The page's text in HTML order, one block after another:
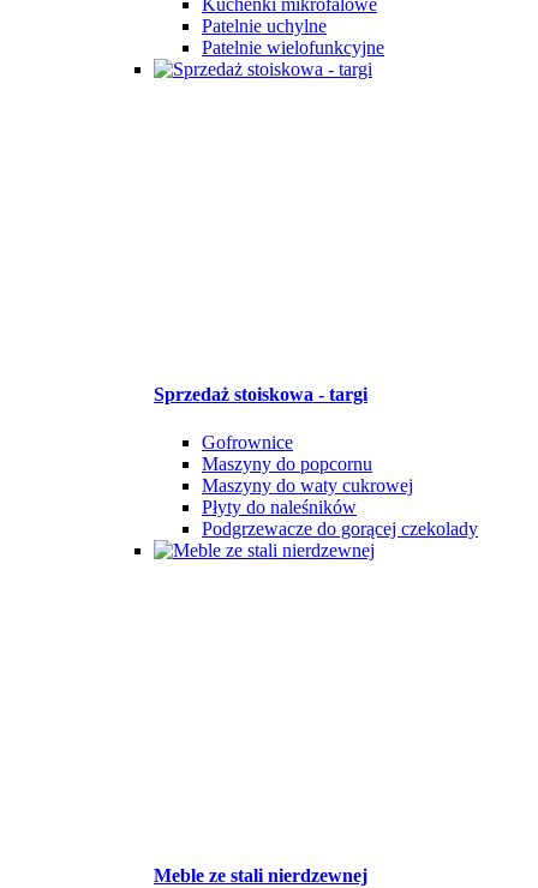
Kuchenki mikrofalowe
Patelnie uchylne
Patelnie wielofunkcyjne
Sprzedaż stoiskowa - targi
Gofrownice
Maszyny do popcornu
Maszyny do waty cukrowej
Płyty do naleśników
Podgrzewacze do gorącej czekolady
Meble ze stali nierdzewnej